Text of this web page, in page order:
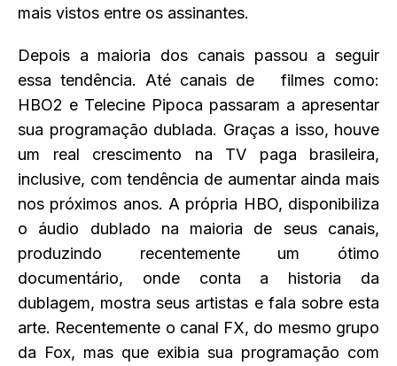
mais vistos entre os assinantes.
Depois a maioria dos canais passou a seguir
essa tendência. Até canais de filmes como:
HBO2 e Telecine Pipoca passaram a apresentar
sua programação dublada. Graças a isso, houve
um real crescimento na TV paga brasileira,
inclusive, com tendência de aumentar ainda mais
nos próximos anos. A própria HBO, disponibiliza
o áudio dublado na maioria de seus canais,
produzindo recentemente um ótimo
documentário, onde conta a historia da
dublagem, mostra seus artistas e fala sobre esta
arte. Recentemente o canal FX, do mesmo grupo
da Fox, mas que exibia sua programação com